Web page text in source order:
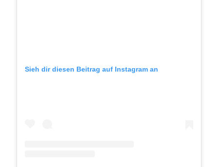
Sieh dir diesen Beitrag auf Instagram an